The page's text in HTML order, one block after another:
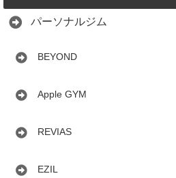
パーソナルジム
BEYOND
Apple GYM
REVIAS
EZIL